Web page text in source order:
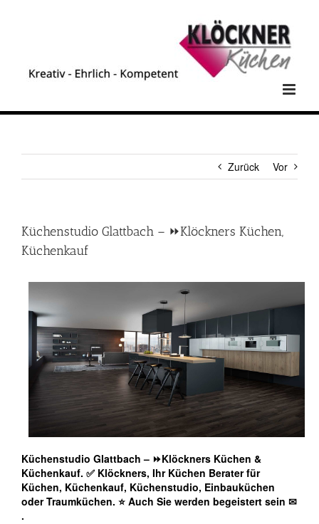
Zurück Vor
Küchenstudio Glattbach – ⏩Klöckners Küchen,
Küchenkauf
Küchenstudio Glattbach – ⏩Klöckners Küchen &
Küchenkauf. ✅ Klöckners, Ihr Küchen Berater für
Küchen, Küchenkauf, Küchenstudio, Einbauküchen
oder Traumküchen. ⭐ Auch Sie werden begeistert sein ✉
.